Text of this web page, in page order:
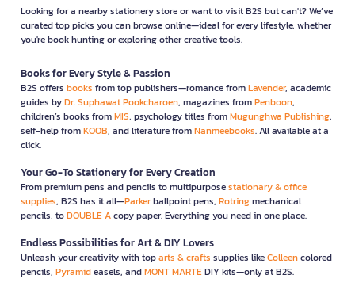
Looking for a nearby stationery store or want to visit B2S but can't? We’ve
curated top picks you can browse online—ideal for every lifestyle, whether
you're book hunting or exploring other creative tools.
Books for Every Style & Passion
B2S offers books from top publishers—romance fromLavender, academic
guides byDr. Suphawat Pookcharoen, magazines fromPenboon,
children’s books fromMIS, psychology titles fromMugunghwa Publishing,
self-help fromKOOB, and literature fromNanmeebooks. All available at a
click.
Your Go-To Stationery for Every Creation
From premium pens and pencils to multipurposestationary & office
supplies, B2S has it all—Parkerballpoint pens, Rotringmechanical
pencils, toDOUBLE Acopy paper. Everything you need in one place.
Endless Possibilities for Art & DIY Lovers
Unleash your creativity with toparts & crafts supplies likeColleencolored
pencils, Pyramideasels, andMONT MARTEDIY kits—only at B2S.